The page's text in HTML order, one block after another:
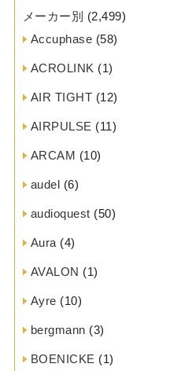
メーカー別 (2,499)
Accuphase (58)
ACROLINK (1)
AIR TIGHT (12)
AIRPULSE (11)
ARCAM (10)
audel (6)
audioquest (50)
Aura (4)
AVALON (1)
Ayre (10)
bergmann (3)
BOENICKE (1)